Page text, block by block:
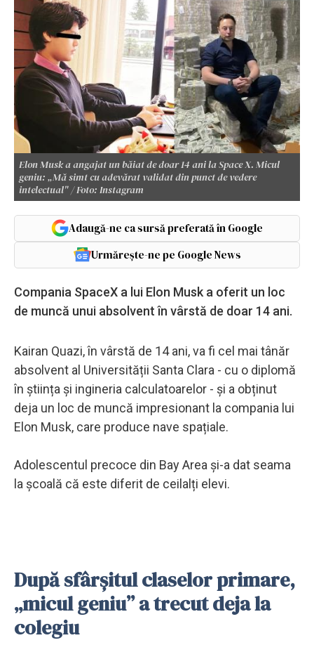
Elon Musk a angajat un băiat de doar 14 ani la Space X. Micul
geniu: „Mă simt cu adevărat validat din punct de vedere
intelectual" / Foto: Instagram
Adaugă-ne ca sursă preferată în Google
Urmărește-ne pe Google News
Compania SpaceX a lui Elon Musk a oferit un loc
de muncă unui absolvent în vârstă de doar 14 ani.
Kairan Quazi, în vârstă de 14 ani, va fi cel mai tânăr
absolvent al Universității Santa Clara - cu o diplomă
în știința și ingineria calculatoarelor - și a obținut
deja un loc de muncă impresionant la compania lui
Elon Musk, care produce nave spațiale.
Adolescentul precoce din Bay Area și-a dat seama
la școală că este diferit de ceilalți elevi.
După sfârșitul claselor primare,
„micul geniu” a trecut deja la
colegiu